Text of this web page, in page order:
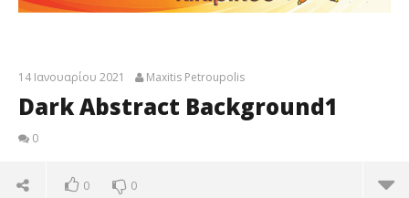
14 Ιανουαρίου 2021 Maxitis Petroupolis
Dark Abstract Background1
0
0 0